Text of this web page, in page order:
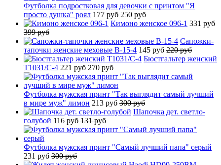
Футболка подростковая для девочки с принтом "Я
просто душка" роял 177 руб 250 руб
Кимоно женское 096-1 331 руб
399 руб
Сапожки-
тапочки женские меховые B-15-4 145 руб 220 руб
Бюстгальтер женский
T1031/C-4 221 руб 270 руб
Футболка мужская принт "Так выглядит самый лучший
в мире муж" лимон 213 руб 300 руб
Шапочка дет. светло-
голубой 116 руб 131 руб
Футболка мужская принт "Самый лучший папа" серый
231 руб 300 руб